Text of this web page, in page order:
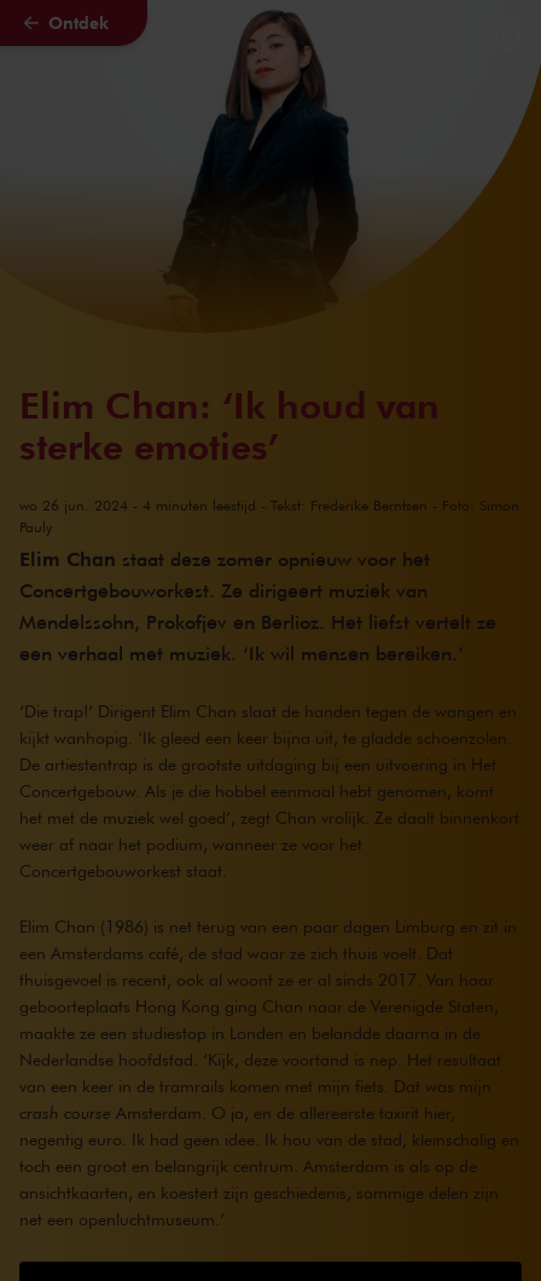
Naar hoofdcontent
Ontdek
Elim Chan: ‘Ik houd van
sterke emoties’
wo 26 jun. 2024 - 4 minuten leestijd - Tekst: Frederike Berntsen - Foto: Simon
Pauly
Elim Chan staat deze zomer opnieuw voor het
Concertgebouworkest. Ze dirigeert muziek van
Mendelssohn, Prokofjev en Berlioz. Het liefst vertelt ze
een verhaal met muziek. ‘Ik wil mensen bereiken.’
‘Die trap!’ Dirigent Elim Chan slaat de handen tegen de wangen en
kijkt wanhopig. ‘Ik gleed een keer bijna uit, te gladde schoenzolen.
De artiestentrap is de grootste uitdaging bij een uitvoering in Het
Concertgebouw. Als je die hobbel eenmaal hebt genomen, komt
het met de muziek wel goed’, zegt Chan vrolijk. Ze daalt binnenkort
weer af naar het podium, wanneer ze voor het
Concertgebouworkest staat.
Elim Chan (1986) is net terug van een paar dagen Limburg en zit in
een Amsterdams café, de stad waar ze zich thuis voelt. Dat
thuisgevoel is recent, ook al woont ze er al sinds 2017. Van haar
geboorteplaats Hong Kong ging Chan naar de Verenigde Staten,
maakte ze een studiestop in Londen en belandde daarna in de
Nederlandse hoofdstad. ‘Kijk, deze voortand is nep. Het resultaat
van een keer in de tramrails komen met mijn fiets. Dat was mijn
crash course Amsterdam. O ja, en de allereerste taxirit hier,
negentig euro. Ik had geen idee. Ik hou van de stad, kleinschalig en
toch een groot en belangrijk centrum. Amsterdam is als op de
ansichtkaarten, en koestert zijn geschiedenis, sommige delen zijn
net een openluchtmuseum.’